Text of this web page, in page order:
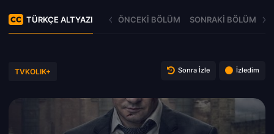
TÜRKÇE ALTYAZI ÖNCEKI BÖLÜM SONRAKI BÖLÜM
TVKOLIK+ Sonra İzle İzledim